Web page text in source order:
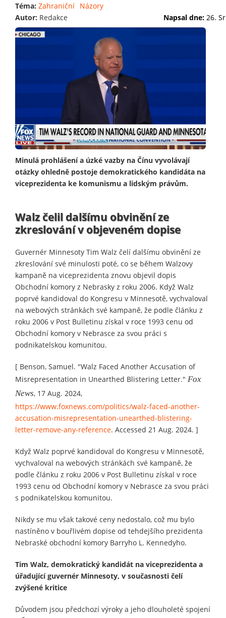
Téma: Zahraniční Názory
Autor: Redakce Napsal dne: 26.
Minulá prohlášení a úzké vazby na Čínu vyvolávají
otázky ohledně postoje demokratického kandidáta na
viceprezidenta ke komunismu a lidským právům.
Walz čelil dalšímu obvinění ze
zkreslování v objeveném dopise
Guvernér Minnesoty Tim Walz čelí dalšímu obvinění ze
zkreslování své minulosti poté, co se během Walzovy
kampaně na viceprezidenta znovu objevil dopis
Obchodní komory z Nebrasky z roku 2006. Když Walz
poprvé kandidoval do Kongresu v Minnesotě, vychvaloval
na webových stránkách své kampaně, že podle článku z
roku 2006 v Post Bulletinu získal v roce 1993 cenu od
Obchodní komory v Nebrasce za svou práci s
podnikatelskou komunitou.
[ Benson, Samuel. "Walz Faced Another Accusation of
Misrepresentation in Unearthed Blistering Letter." Fox
News, 17 Aug. 2024,
https://www.foxnews.com/politics/walz-faced-another-
accusation-misrepresentation-unearthed-blistering-
letter-remove-any-reference. Accessed 21 Aug. 2024. ]
Když Walz poprvé kandidoval do Kongresu v Minnesotě,
vychvaloval na webových stránkách své kampaně, že
podle článku z roku 2006 v Post Bulletinu získal v roce
1993 cenu od Obchodní komory v Nebrasce za svou práci
s podnikatelskou komunitou.
Nikdy se mu však takové ceny nedostalo, což mu bylo
nastíněno v bouřlivém dopise od tehdejšího prezidenta
Nebraské obchodní komory Barryho L. Kennedyho.
Tim Walz, demokratický kandidát na viceprezidenta a
úřadující guvernér Minnesoty, v současnosti čelí
zvýšené kritice
Důvodem jsou předchozí výroky a jeho dlouholeté spojení